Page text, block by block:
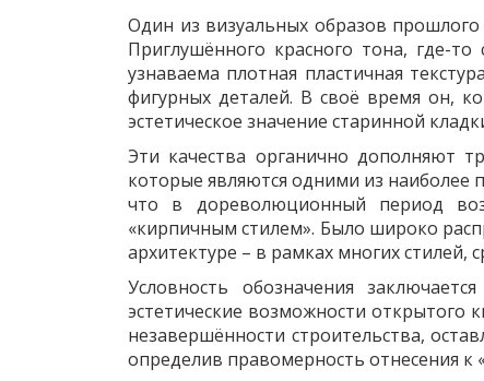
Один из визуальных образов
Приглушённого красного тона, где-
узнаваема плотная пластичная
фигурных деталей. В своё время он,
эстетическое значение старинной
Эти качества органично дополняют
которые являются одними из наиболее
что в дореволюционный период
«кирпичным стилем». Было широко
архитектуре – в рамках многих стилей,
Условность обозначения
эстетические возможности открытого
незавершённости строительства,
определив правомерность отнесения к